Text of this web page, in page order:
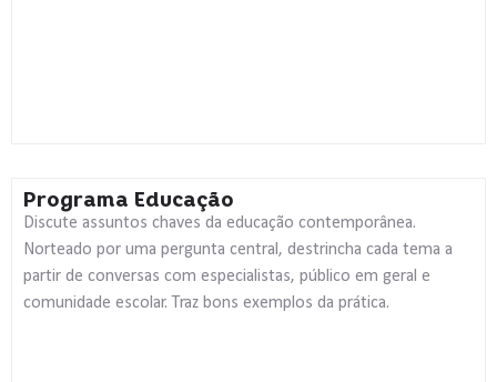
Programa Educação
Discute assuntos chaves da educação contemporânea.
Norteado por uma pergunta central, destrincha cada tema a
partir de conversas com especialistas, público em geral e
comunidade escolar. Traz bons exemplos da prática.